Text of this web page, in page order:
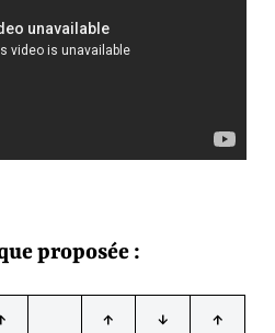
proposée :
↑ ↓ ↑